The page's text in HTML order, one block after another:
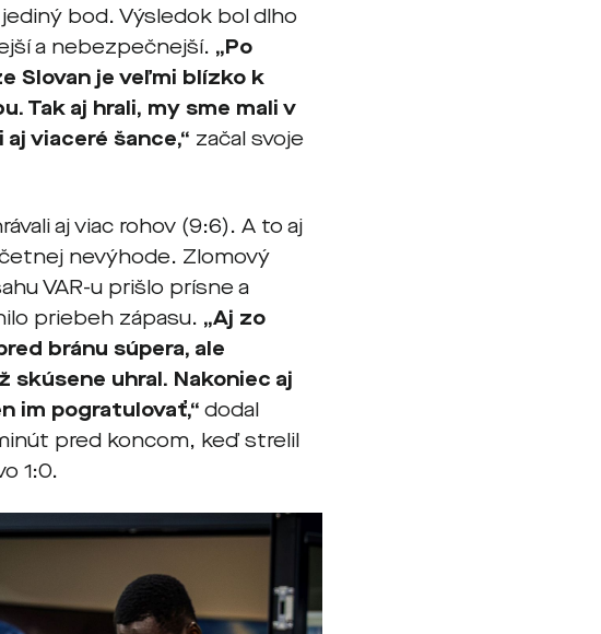
bod. Výsledok bol dlho
a nebezpečnejší. „Po
Slovan je veľmi blízko k
Tak aj hrali, my sme mali v
viaceré šance,“ začal svoje
aj viac rohov (9:6). A to aj
nevýhode. Zlomový
VAR-u prišlo prísne a
priebeh zápasu. „Aj zo
bránu súpera, ale
skúsene uhral. Nakoniec aj
im pogratulovať,“ dodal
pred koncom, keď strelil
1:0.